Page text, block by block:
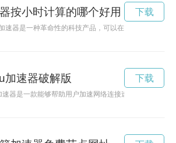
按小时计算的哪个好用
速器是一种革命性的科技产品，可以在短时间内提升
下载
加速器破解版
速器是一款能够帮助用户加速网络连接速度，保护隐
下载